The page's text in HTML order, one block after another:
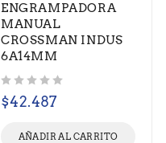
ENGRAMPADORA
MANUAL
CROSSMAN INDUS
6A14MM
$42.487
AÑADIR AL CARRITO